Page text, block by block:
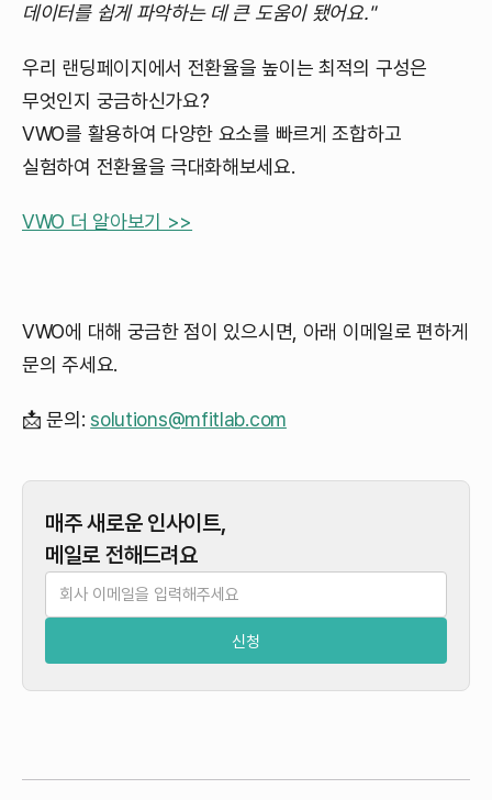
데이터를 쉽게 파악하는 데 큰 도움이 됐어요."
우리 랜딩페이지에서 전환율을 높이는 최적의 구성은
무엇인지 궁금하신가요?
VWO를 활용하여 다양한 요소를 빠르게 조합하고
실험하여 전환율을 극대화해보세요.
VWO 더 알아보기 >>
VWO에 대해 궁금한 점이 있으시면, 아래 이메일로 편하게
문의 주세요.
📩 문의:solutions@mfitlab.com
매주 새로운 인사이트,
메일로 전해드려요